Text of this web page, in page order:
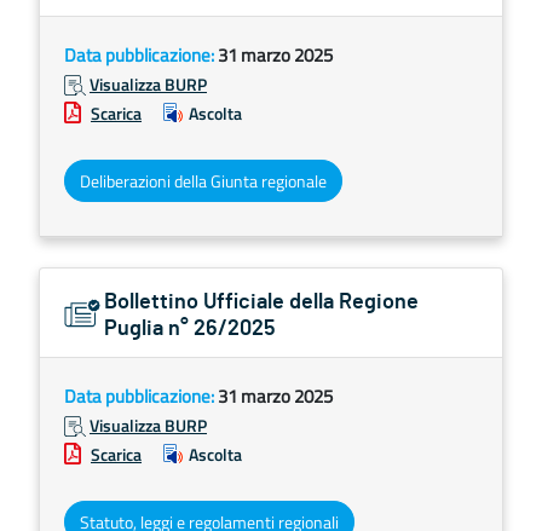
Data pubblicazione:31 marzo 2025
Visualizza BURP
Scarica
Ascolta
Deliberazioni della Giunta regionale
Bollettino Ufficiale della Regione
Puglia n° 26/2025
Data pubblicazione:31 marzo 2025
Visualizza BURP
Scarica
Ascolta
Statuto, leggi e regolamenti regionali